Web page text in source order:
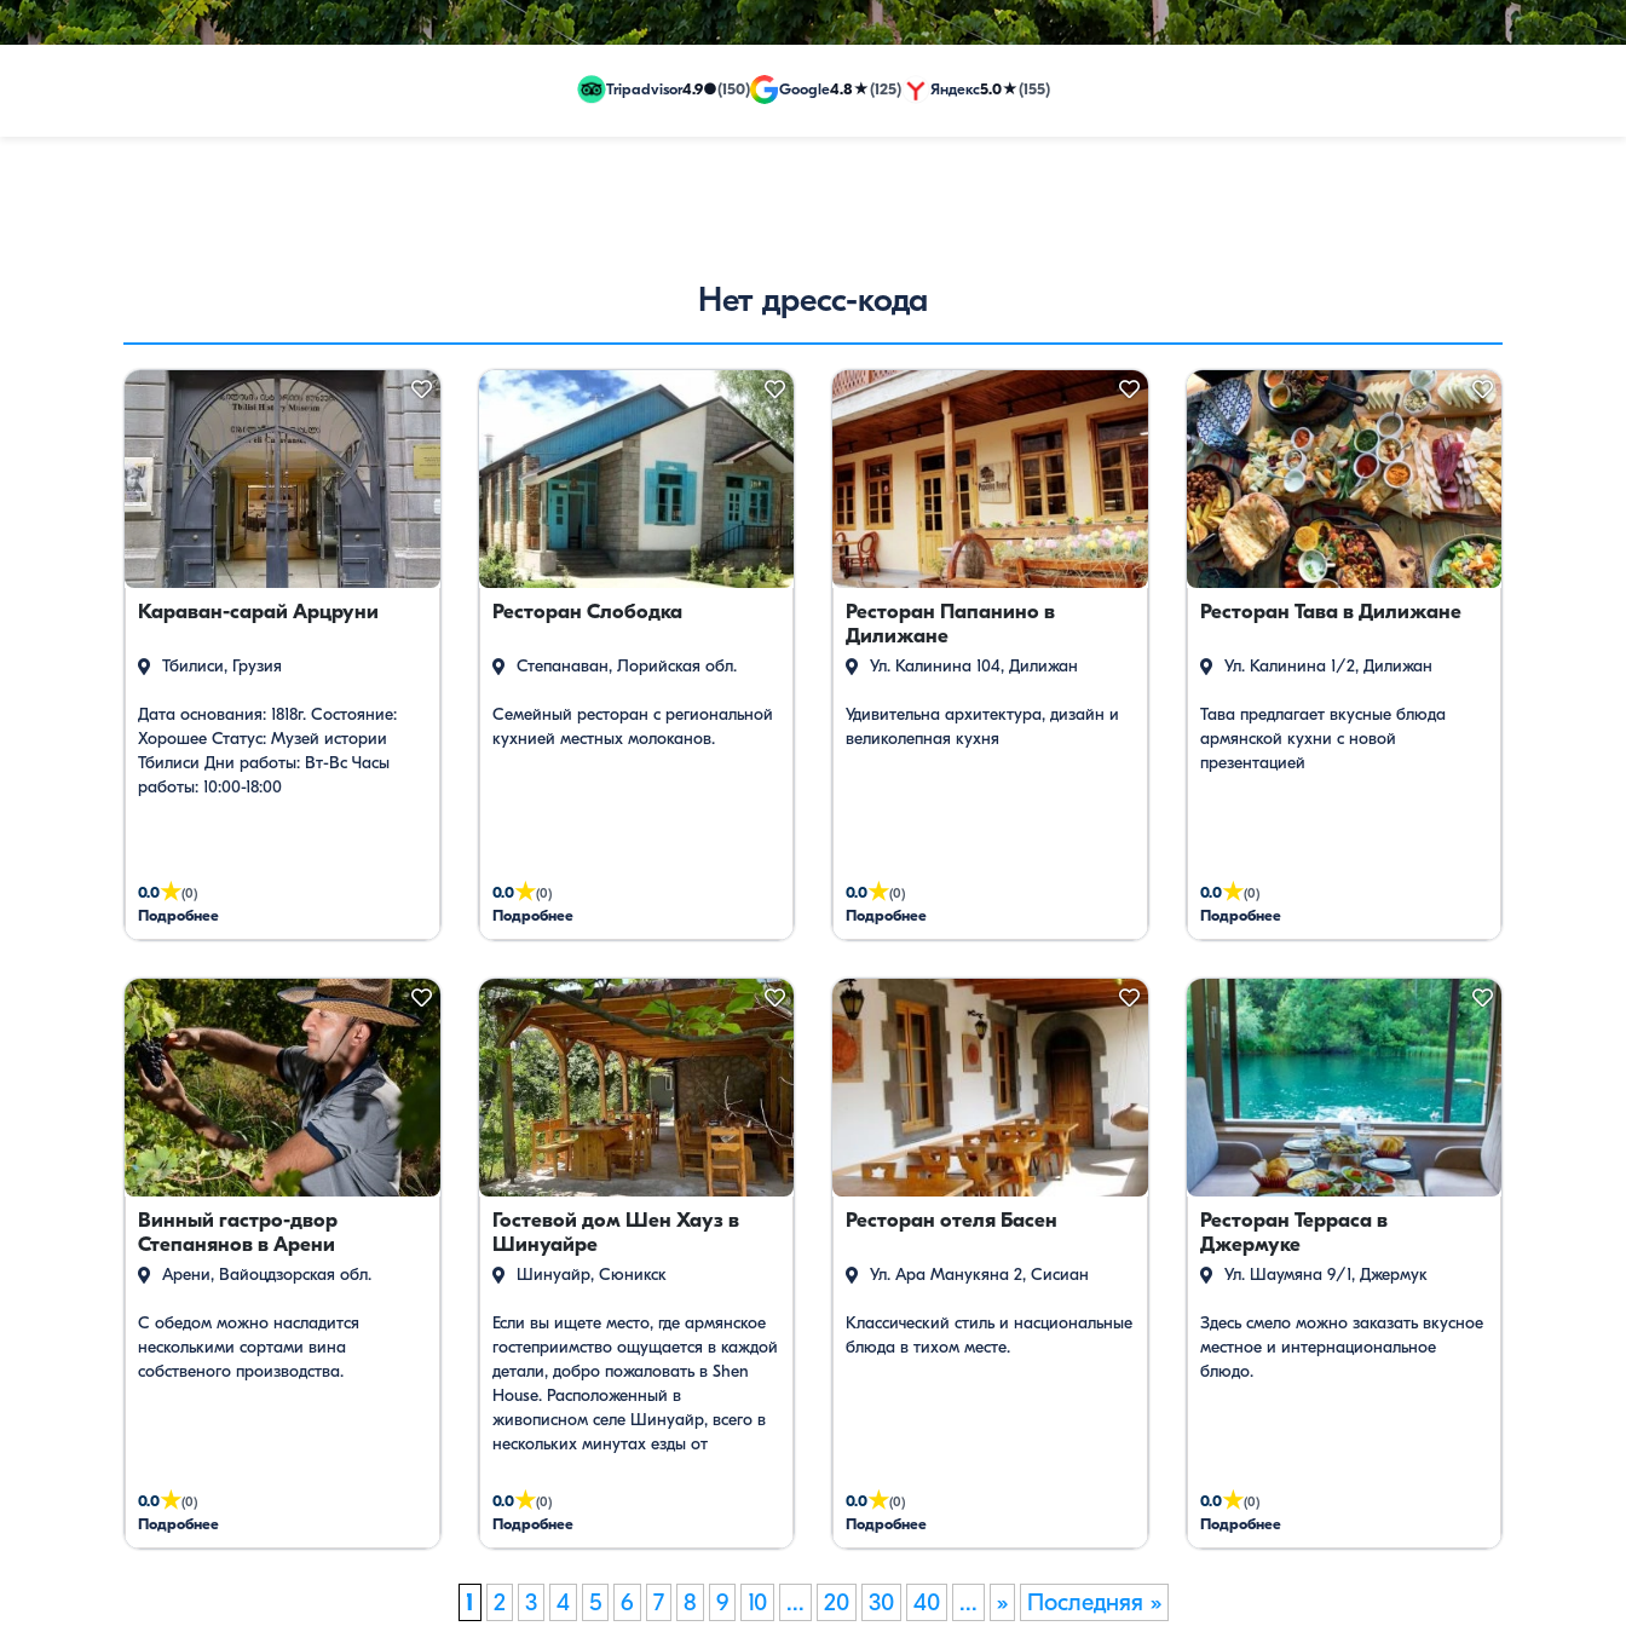
цены
недорогие
и
эксклюзивные
путевки
Tripadvisor4.9●(150) Google4.8★(125) Яндекс5.0★(155)
Нет дресс-кода
Караван-сарай Арцруни
Тбилиси, Грузия
Дата основания: 1818г. Состояние:
Хорошее Статус: Музей истории
Тбилиси Дни работы: Вт-Вс Часы
работы: 10:00-18:00
0.0★(0)
Подробнее
Ресторан Слободка
Степанаван, Лорийская обл.
Семейный ресторан с региональной
кухнией местных молоканов.
0.0★(0)
Подробнее
Ресторан Папанино в
Дилижане
Ул. Калинина 104, Дилижан
Удивительна архитектура, дизайн и
великолепная кухня
0.0★(0)
Подробнее
Ресторан Тава в Дилижане
Ул. Калинина 1/2, Дилижан
Тава предлагает вкусные блюда
армянской кухни с новой
презентацией
0.0★(0)
Подробнее
Винный гастро-двор
Степанянов в Арени
Арени, Вайоцдзорская обл.
С обедом можно насладится
несколькими сортами вина
собственого производства.
0.0★(0)
Подробнее
Гостевой дом Шен Хауз в
Шинуайре
Шинуайр, Сюникск
Если вы ищете место, где армянское
гостеприимство ощущается в каждой
детали, добро пожаловать в Shen
House. Расположенный в
живописном селе Шинуайр, всего в
нескольких минутах езды от
«Крылья Татева», этот гостевой дом
станет вашей идеальной базой для
наших гостей: Искреннее
гостеприимство. Само название …
0.0★(0)
Подробнее
Ресторан отеля Басен
Ул. Ара Манукяна 2, Сисиан
Классический стиль и насциональные
блюда в тихом месте.
0.0★(0)
Подробнее
Ресторан Терраса в
Джермуке
Ул. Шаумяна 9/1, Джермук
Здесь смело можно заказать вкусное
местное и интернациональное
блюдо.
0.0★(0)
Подробнее
1 2 3 4 5 6 7 8 9 10 ... 20 30 40 ... » Последняя »